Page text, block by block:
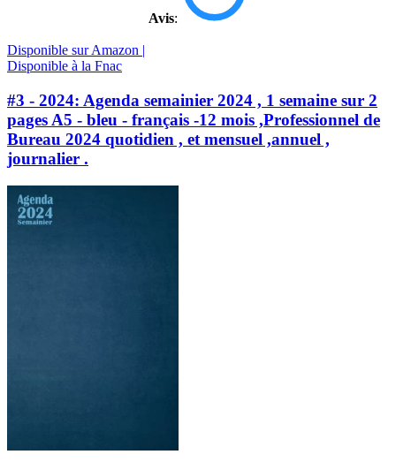
Avis:
Disponible sur Amazon |
Disponible à la Fnac
#3 - 2024: Agenda semainier 2024 , 1 semaine sur 2
pages A5 - bleu - français -12 mois ,Professionnel de
Bureau 2024 quotidien , et mensuel ,annuel ,
journalier .